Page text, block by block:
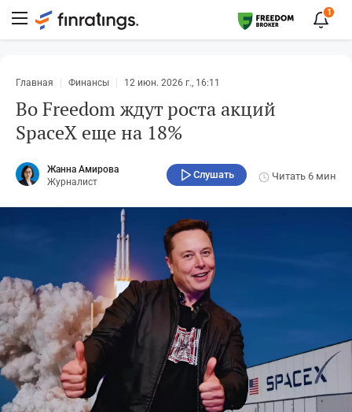
1
Главная Финансы 12 июн. 2026 г., 16:11
Во Freedom ждут роста акций
SpaceX еще на 18%
Жанна Амирова
Журналист
Слушать Читать 6 мин